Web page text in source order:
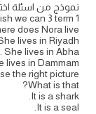
نموذج من اسئلة
we can 3 term 1
does Nora live?
lives in Riyadh.
She lives in Abha .
lives in Dammam
the right picture:
What is that?
It is a shark.
It is a seal.